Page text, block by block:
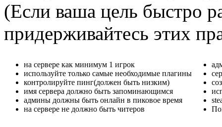
(Если ваша цель быстро
придерживайтесь этих
на сервере как минимум 1 игрок
используйте только самые необходимые плагины
контролируйте пинг(должен быть низким)
имя сервера должно быть запоминающимся
админы должны быть онлайн в пиковое время
на сервере не должно быть читеров